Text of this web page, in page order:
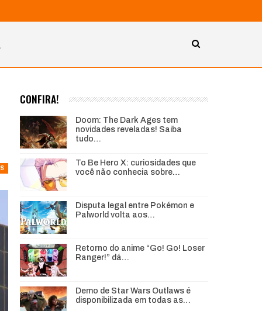
CONFIRA!
Doom: The Dark Ages tem
novidades reveladas! Saiba
tudo…
To Be Hero X: curiosidades que
você não conhecia sobre…
Disputa legal entre Pokémon e
Palworld volta aos…
Retorno do anime “Go! Go! Loser
Ranger!” dá…
Demo de Star Wars Outlaws é
disponibilizada em todas as…